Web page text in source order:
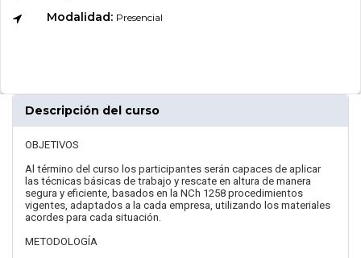
Modalidad: Presencial
Descripción del curso
OBJETIVOS
Al término del curso los participantes serán capaces de aplicar
las técnicas básicas de trabajo y rescate en altura de manera
segura y eficiente, basados en la NCh 1258 procedimientos
vigentes, adaptados a la cada empresa, utilizando los materiales
acordes para cada situación.
METODOLOGÍA